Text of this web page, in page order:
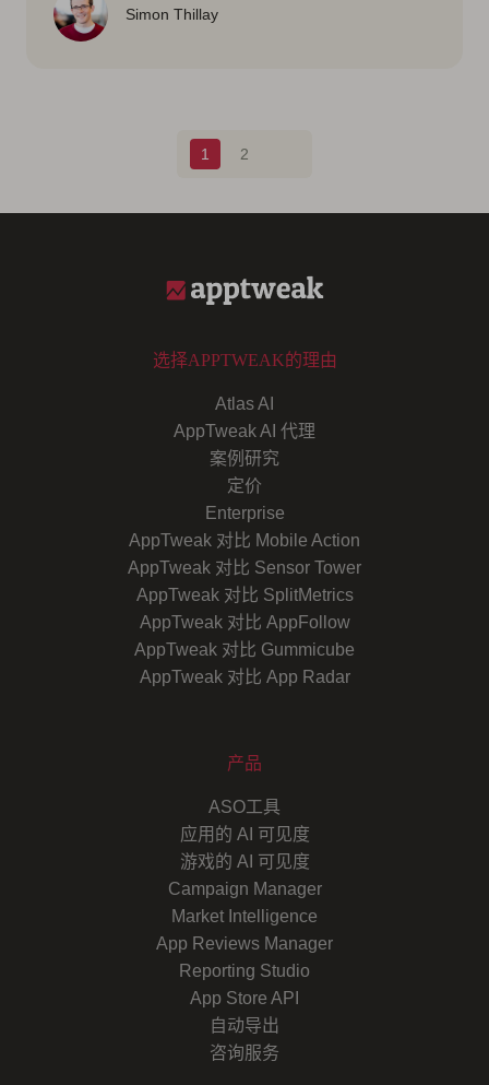
Simon Thillay
1 2
选择APPTWEAK的理由
Atlas AI
AppTweak AI 代理
案例研究
定价
Enterprise
AppTweak 对比 Mobile Action
AppTweak 对比 Sensor Tower
AppTweak 对比 SplitMetrics
AppTweak 对比 AppFollow
AppTweak 对比 Gummicube
AppTweak 对比 App Radar
产品
ASO工具
应用的 AI 可见度
游戏的 AI 可见度
Campaign Manager
Market Intelligence
App Reviews Manager
Reporting Studio
App Store API
自动导出
咨询服务